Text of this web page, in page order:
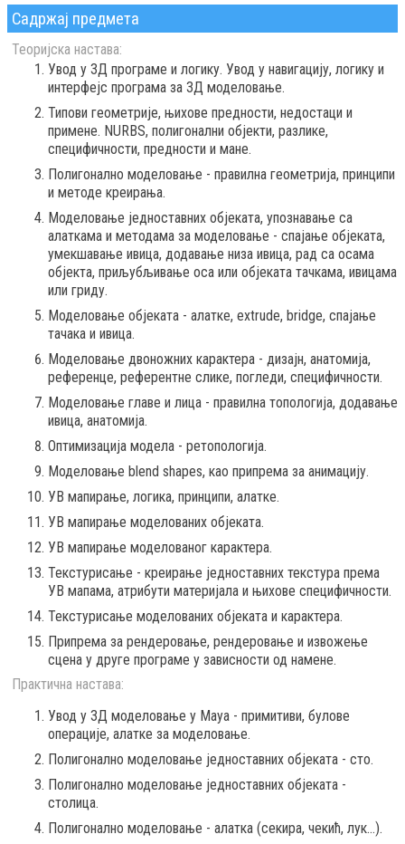
Садржај предмета
Теоријска настава:
Увод у 3Д програме и логику. Увод у навигацију, логику и
интерфејс програма за 3Д моделовање.
Типови геометрије, њихове предности, недостаци и
примене. NURBS, полигонални објекти, разлике,
специфичности, предности и мане.
Полигонално моделовање - правилна геометрија, принципи
и методе креирања.
Моделовање једноставних објеката, упознавање са
алаткама и методама за моделовање - спајање објеката,
умекшавање ивица, додавање низа ивица, рад са осама
објекта, приљубљивање оса или објеката тачкама, ивицама
или гриду.
Моделовање објеката - алатке, extrude, bridge, спајање
тачака и ивица.
Моделовање двоножних карактера - дизајн, анатомија,
референце, референтне слике, погледи, специфичности.
Моделовање главе и лица - правилна топологија, додавање
ивица, анатомија.
Оптимизација модела - ретопологија.
Моделовање blend shapes, као припрема за анимацију.
УВ мапирање, логика, принципи, алатке.
УВ мапирање моделованих објеката.
УВ мапирање моделованог карактера.
Текстурисање - креирање једноставних текстура према
УВ мапама, атрибути материјала и њихове специфичности.
Текстурисање моделованих објеката и карактера.
Припрема за рендеровање, рендеровање и извожење
сцена у друге програме у зависности од намене.
Практична настава:
Увод у 3Д моделовање у Мауа - примитиви, булове
операције, алатке за моделовање.
Полигонално моделовање једноставних објеката - сто.
Полигонално моделовање једноставних објеката -
столица.
Полигонално моделовање - алатка (секира, чекић, лук...).